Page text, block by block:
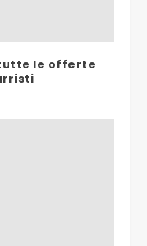
le offerte